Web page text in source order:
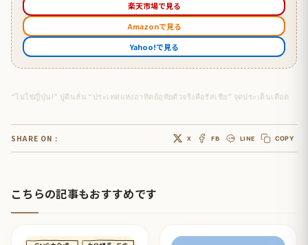
楽天市場で見る
Amazonで見る
Yahoo!で見る
“ไม่ใช่ญี่ปุ่น!” ปูตินลั่น “ประเทศแห่งอาทิตย์อุทัยตัวจริงคือรัสเซีย” จุดประเด็นเดือด
SHARE ON : X FB LINE COPY
こちらの記事もおすすめです